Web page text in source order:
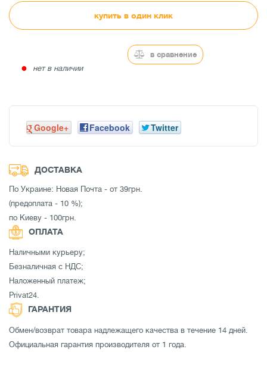
купить в один клик
● нет в наличии
в сравнение
Google+ Facebook Twitter
ДОСТАВКА
По Украине: Новая Почта - от 39грн.
(предоплата - 10 %);
по Киеву - 100грн.
ОПЛАТА
Наличными курьеру;
Безналичная с НДС;
Наложенный платеж;
Privat24.
ГАРАНТИЯ
Обмен/возврат товара надлежащего качества в течение 14 дней.
Официальная гарантия производителя от 1 года.